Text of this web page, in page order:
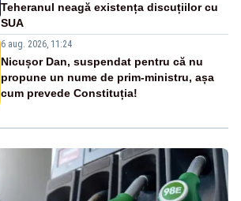
Teheranul neagă existența discuțiilor cu
SUA
6 aug. 2026, 11:24
Nicușor Dan, suspendat pentru că nu
propune un nume de prim-ministru, așa
cum prevede Constituția!